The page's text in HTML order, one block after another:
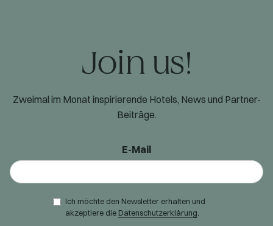
Join us!
Zweimal im Monat inspirierende Hotels, News und Partner-
Beiträge.
E-Mail
Ich möchte den Newsletter erhalten und
akzeptiere die Datenschutzerklärung